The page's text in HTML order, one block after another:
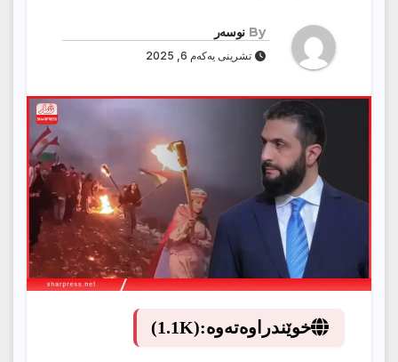
By نوسەر
تشرینی یەکەم 6, 2025
خوێندراوەتەوە:(1.1K)